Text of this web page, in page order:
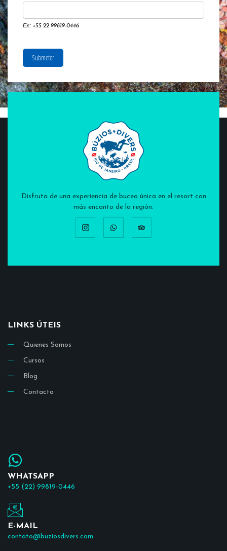
Ex: +55 22 99819-0446
Submeter
Disfruta de una experiencia de buceo única en el resort con
más encanto de la región.
LINKS ÚTEIS
Quienes Somos
Cursos
Blog
Contacto
WHATSAPP
+55 (22) 99819-0446
E-MAIL
contato@buziosdivers.com